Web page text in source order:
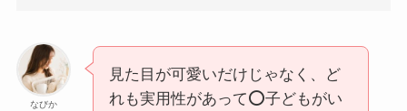
なびか
見た目が可愛いだけじゃなく、ど
れも実用性があって⭕️子どもがい